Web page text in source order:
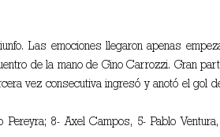
Las emociones llegaron apenas
de la mano de Gino Carrozzi. Gran
vez consecutiva ingresó y anotó el gol
8- Axel Campos, 5- Pablo